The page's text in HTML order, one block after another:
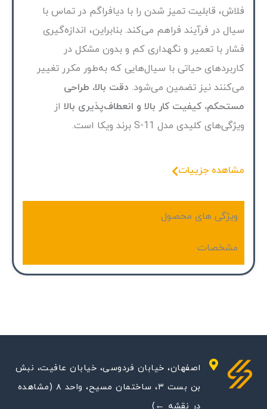
فلاش، قابلیت تمیز شدن را با دیافراگم در تماس با
سیال در فرآیند فراهم می‌کند. بنابراین، اندازه‌گیری
فشار با تعمیر و نگهداری کم و بدون مشکل در
کاربردهای حیاتی با سیال‌هایی که به‌طور مکرر تغییر
می‌کنند نیز تضمین می‌شود. دقت بالا، طراحی
مستحکم، کیفیت کار بالا و انعطاف‌پذیری بالا از
ویژگی‌های کلیدی مدل S-11 برند ویکا است.
مشاهده جزییات
ویژگی های محصول
مشخصات
اصفهان، خیابان فردوسی، خیابان عافیت، نبش
بن بست ۳، ساختمان مسیح، واحد ۸ (مشاهده
در نقشه ←)